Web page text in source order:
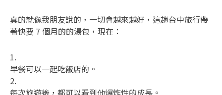
真的就像我朋友說的，一切會越來越好，這趟台中旅行帶
著快要 7 個月的的湯包，現在：
1.
早餐可以一起吃飯店的。
2.
每次旅遊後，都可以看到他爆炸性的成長。